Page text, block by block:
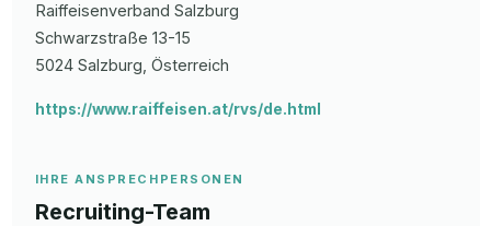
Raiffeisenverband Salzburg
Schwarzstraße 13-15
5024 Salzburg , Österreich
https://www.raiffeisen.at/rvs/de.html
IHRE ANSPRECHPERSONEN
Recruiting-Team